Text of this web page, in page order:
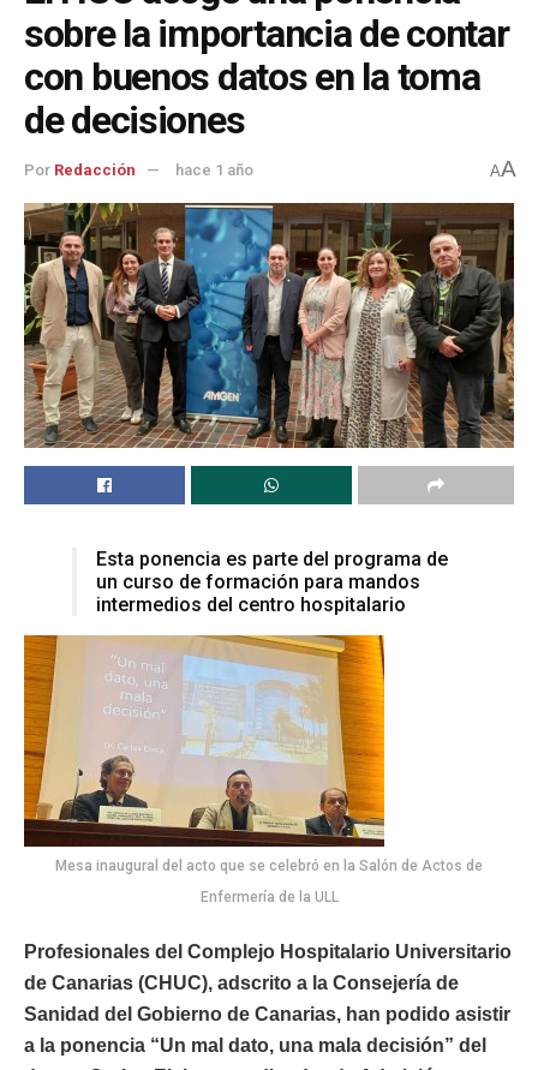
sobre la importancia de contar
con buenos datos en la toma
de decisiones
Por Redacción hace 1 año AA
Esta ponencia es parte del programa de
un curso de formación para mandos
intermedios del centro hospitalario
Mesa inaugural del acto que se celebró en la Salón de Actos de
Enfermería de la ULL
Profesionales del Complejo Hospitalario Universitario
de Canarias (CHUC), adscrito a la Consejería de
Sanidad del Gobierno de Canarias, han podido asistir
a la ponencia “Un mal dato, una mala decisión” del